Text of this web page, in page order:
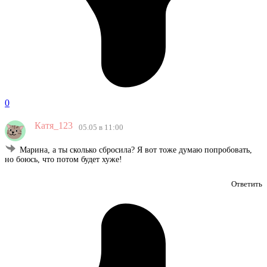
0
Катя_123 05.05 в 11:00
Марина, а ты сколько сбросила? Я вот тоже думаю попробовать,
но боюсь, что потом будет хуже!
Ответить